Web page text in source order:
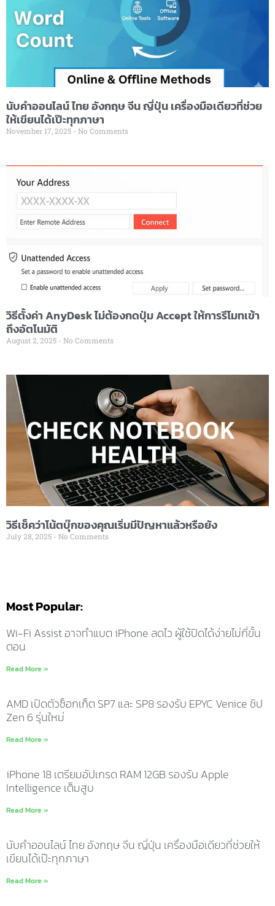
นับคำออนไลน์ ไทย อังกฤษ จีน ญี่ปุ่น เครื่องมือเดียวที่ช่วย
ให้เขียนได้เป๊ะทุกภาษา
November 17, 2025 No Comments
วิธีตั้งค่า AnyDesk ไม่ต้องกดปุ่ม Accept ให้การรีโมทเข้า
ถึงอัตโนมัติ
August 2, 2025 No Comments
วิธีเช็คว่าโน้ตบุ๊กของคุณเริ่มมีปัญหาแล้วหรือยัง
July 28, 2025 No Comments
Most Popular:
Wi-Fi Assist อาจทำแบต iPhone ลดไว ผู้ใช้ปิดได้ง่ายไม่กี่ขั้น
ตอน
Read More »
AMD เปิดตัวซ็อกเก็ต SP7 และ SP8 รองรับ EPYC Venice ชิป
Zen 6 รุ่นใหม่
Read More »
iPhone 18 เตรียมอัปเกรด RAM 12GB รองรับ Apple
Intelligence เต็มสูบ
Read More »
นับคำออนไลน์ ไทย อังกฤษ จีน ญี่ปุ่น เครื่องมือเดียวที่ช่วยให้
เขียนได้เป๊ะทุกภาษา
Read More »